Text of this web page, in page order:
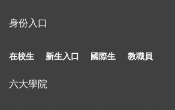
身份入口
在校生 新生入口 國際生 教職員
六大學院